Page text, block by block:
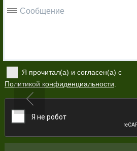
Сообщение
Я прочитал(а) и согласен(а) с
Политикой конфиденциальности